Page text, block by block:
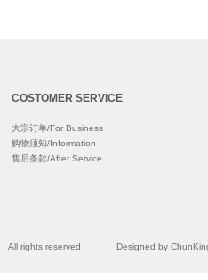
COSTOMER SERVICE
大宗订单/For Business
购物须知/Information
售后条款/After Service
. All rights reserved Designed by